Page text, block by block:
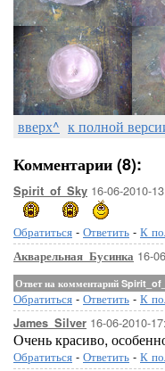
вверх^ к полной
Комментарии (8):
Spirit_of_Sky 16-06-2010-
Обратиться - Ответить - К
Акварельная_Бусинка 16-
Ответ на комментарий
Обратиться - Ответить - К
James_Silver 16-06-2010-
Очень красиво,
Обратиться - Ответить - К